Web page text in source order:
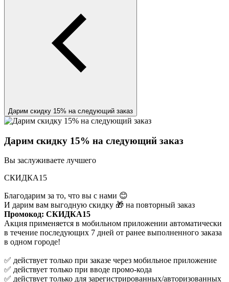
Дарим скидку 15% на следующий заказ
Дарим скидку 15% на следующий заказ
Вы заслуживаете лучшего
СКИДКА15
Благодарим за то, что вы с нами 😊
И дарим вам выгодную скидку 🎁 на повторный заказ
Промокод: СКИДКА15
Акция применяется в мобильном приложении автоматически
в течение последующих 7 дней от ранее выполненного заказа
в одном городе!
✅ действует только при заказе через мобильное приложение
✅ действует только при вводе промо-кода
✅ действует только для зарегистрированных/авторизованных